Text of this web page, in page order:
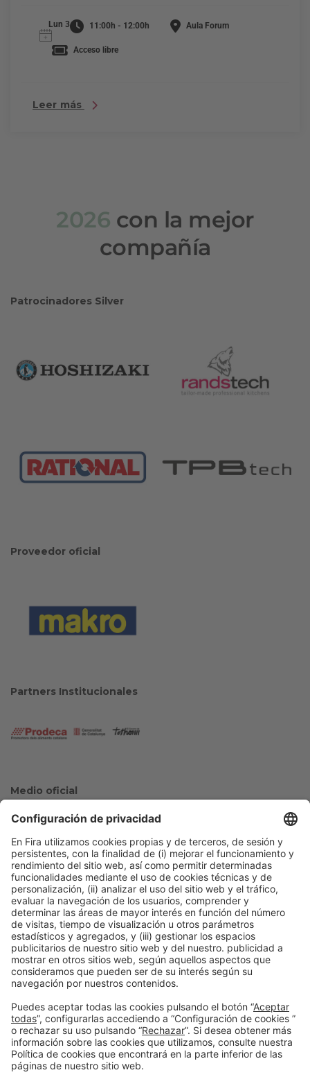
Lun 3 11:00h - 12:00h Aula Forum
Acceso libre
Leer más
2026 con la mejor
compañía
Patrocinadores Silver
Proveedor oficial
Partners Institucionales
Medio oficial
Colaboradores